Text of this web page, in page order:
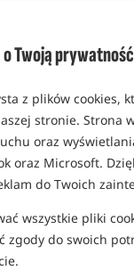
o Twoją
z plików cookies,
stronie. Strona
oraz
oraz Microsoft.
do Twoich
wszystkie pliki
zgody do swoich
Mivardi Entrix
1 079,99 PLN
Cena kat.:1 199,00/ -